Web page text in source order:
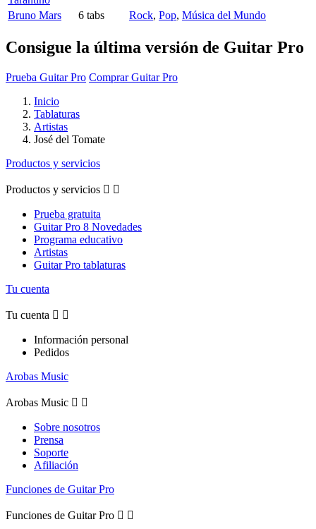
Bruno Mars
6 tabs Rock, Pop, Música del Mundo
Consigue la última versión de Guitar Pro
Prueba Guitar Pro Comprar Guitar Pro
Inicio
Tablaturas
Artistas
José del Tomate
Productos y servicios
Productos y servicios  
Prueba gratuita
Guitar Pro 8 Novedades
Programa educativo
Artistas
Guitar Pro tablaturas
Tu cuenta
Tu cuenta  
Información personal
Pedidos
Arobas Music
Arobas Music  
Sobre nosotros
Prensa
Soporte
Afiliación
Funciones de Guitar Pro
Funciones de Guitar Pro  